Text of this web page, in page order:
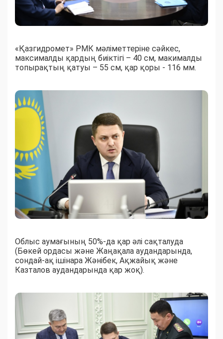
«Қазгидромет» РМК мәліметтеріне сәйкес,
максималды қардың биіктігі – 40 см, макималды
топырақтың қатуы – 55 см, қар қоры - 116 мм.
Облыс аумағының 50%-да қар әлі сақталуда
(Бөкей ордасы және Жаңақала аудандарында,
сондай-ақ ішінара Жәнібек, Ақжайық және
Казталов аудандарында қар жоқ).